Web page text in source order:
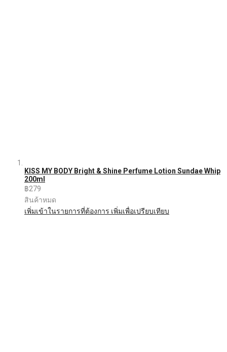
KISS MY BODY Bright & Shine Perfume Lotion Sundae Whip
200ml
฿279
สินค้าหมด
เพิ่มเข้าในรายการที่ต้องการ เพิ่มเพื่อเปรียบเทียบ